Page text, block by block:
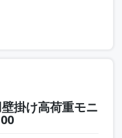
掛け高荷重モニ